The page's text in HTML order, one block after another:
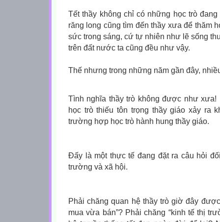
Tết thầy không chỉ có những học trò
răng long cũng tìm đến thầy xưa để thăm
sức trong sáng, cứ tự nhiên như lẽ sống
trên đất nước ta cũng đều như vậy.
Thế nhưng trong những năm gần đây,
Tình nghĩa thầy trò không được như xưa!
học trò thiếu tôn trọng thầy giáo xảy ra
trường hợp học trò hành hung thầy giáo.
Đấy là một thực tế đang đặt ra câu hỏi
trường và xã hội.
Phải chăng quan hệ thầy trò giờ đây
mua vừa bán”? Phải chăng “kinh tế thị